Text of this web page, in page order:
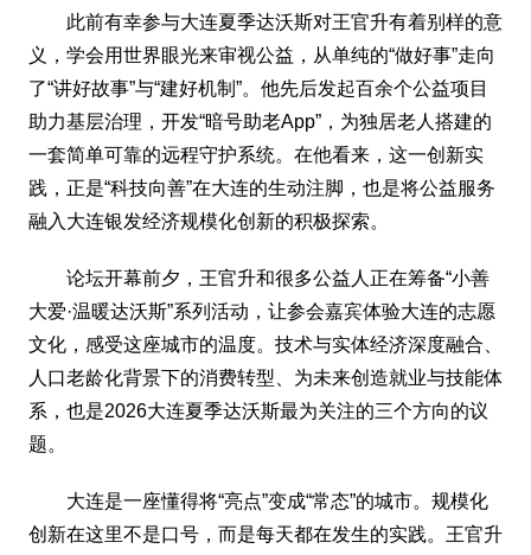
此前有幸参与大连夏季达沃斯对王官升有着别样的意
义，学会用世界眼光来审视公益，从单纯的“做好事”走向
了“讲好故事”与“建好机制”。他先后发起百余个公益项目
助力基层治理，开发“暗号助老App”，为独居老人搭建的
一套简单可靠的远程守护系统。在他看来，这一创新实
践，正是“科技向善”在大连的生动注脚，也是将公益服务
融入大连银发经济规模化创新的积极探索。
论坛开幕前夕，王官升和很多公益人正在筹备“小善
大爱·温暖达沃斯”系列活动，让参会嘉宾体验大连的志愿
文化，感受这座城市的温度。技术与实体经济深度融合、
人口老龄化背景下的消费转型、为未来创造就业与技能体
系，也是2026大连夏季达沃斯最为关注的三个方向的议
题。
大连是一座懂得将“亮点”变成“常态”的城市。规模化
创新在这里不是口号，而是每天都在发生的实践。王官升